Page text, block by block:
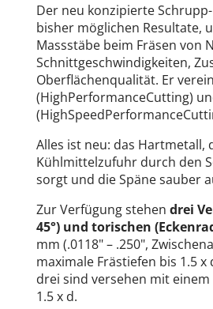
Der neu konzipierte
bisher möglichen Resultate,
Massstäbe beim Fräsen von
Schnittgeschwindigkeiten,
Oberflächenqualität. Er
(HighPerformanceCutting)
Alles ist neu: das Hartmetall,
Kühlmittelzufuhr durch den
sorgt und die Späne sauber
Zur Verfügung stehen drei
45°) und torischen
mm (.0118" – .250",
maximale Frästiefen bis 1.5
drei sind versehen mit
1.5 x d.